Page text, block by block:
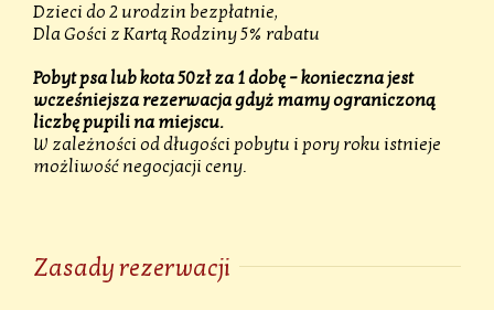
Dzieci do 2 urodzin bezpłatnie,
Dla Gości z Kartą Rodziny 5% rabatu
Pobyt psa lub kota 50zł za 1 dobę – konieczna jest
wcześniejsza rezerwacja gdyż mamy ograniczoną
liczbę pupili na miejscu.
W zależności od długości pobytu i pory roku istnieje
możliwość negocjacji ceny.
Zasady rezerwacji